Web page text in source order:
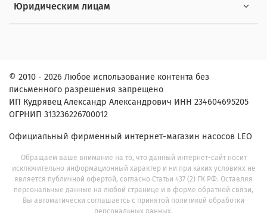
Юридическим лицам
© 2010 - 2026 Любое использование контента без
письменного разрешения запрещено
ИП Кудрявец Александр Александрович ИНН 234604695205
ОГРНИП 313236226700012
Официальный фирменный интернет-магазин насосов LEO
Обращаем ваше внимание на то, что данный интернет-сайт носит
исключительно информационный характер и ни при каких условиях не
является публичной офертой, согласно Статьи 437 (2) ГК РФ. Оставляя
персональные данные на любой странице и в форме обратной связи,
Вы автоматически соглашаетсь с принятой политикой обработки
персональных данных.